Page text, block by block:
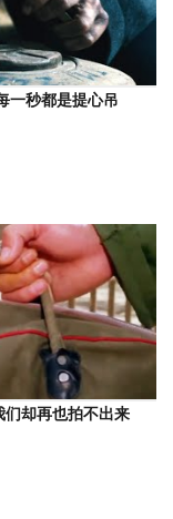
一秒都是提心吊
们却再也拍不出来